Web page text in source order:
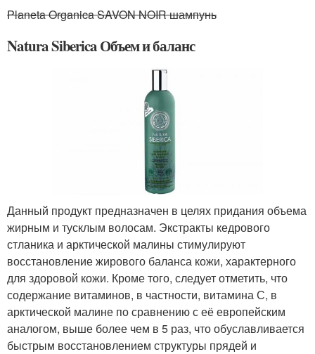
Planeta Organica SAVON NOIR шампунь
Natura Siberica Объем и баланс
Данный продукт предназначен в целях придания объема
жирным и тусклым волосам. Экстракты кедрового
стланика и арктической малины стимулируют
восстановление жирового баланса кожи, характерного
для здоровой кожи. Кроме того, следует отметить, что
содержание витаминов, в частности, витамина С, в
арктической малине по сравнению с её европейским
аналогом, выше более чем в 5 раз, что обуславливается
быстрым восстановлением структуры прядей и